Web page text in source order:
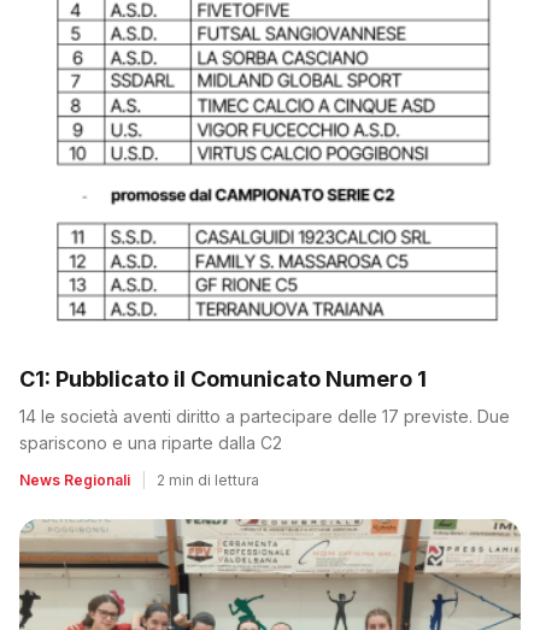
C1: Pubblicato il Comunicato Numero 1
14 le società aventi diritto a partecipare delle 17 previste. Due
spariscono e una riparte dalla C2
News Regionali 2 min di lettura